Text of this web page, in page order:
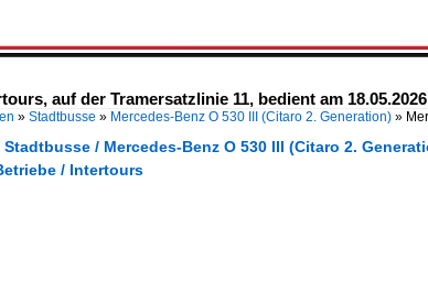
auf der Tramersatzlinie 11, bedient am
» Stadtbusse » Mercedes-Benz O 530 III (Citaro 2. Generation) »
/ Mercedes-Benz O 530 III (Citaro 2.
/ Intertours